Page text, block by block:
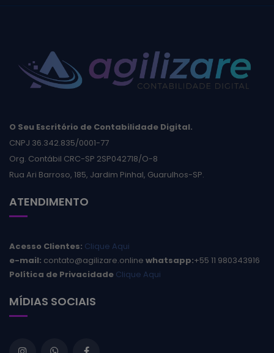
O Seu Escritório de Contabilidade Digital.
CNPJ 36.342.835/0001-77
Org. Contábil CRC-SP 2SP042718/O-8
Rua Ari Barroso, 185, Jardim Pinhal, Guarulhos-SP.
ATENDIMENTO
Acesso Clientes: Clique Aqui
e-mail: contato@agilizare.online whatsapp:+55 11 980343916
Política de Privacidade Clique Aqui
MÍDIAS SOCIAIS